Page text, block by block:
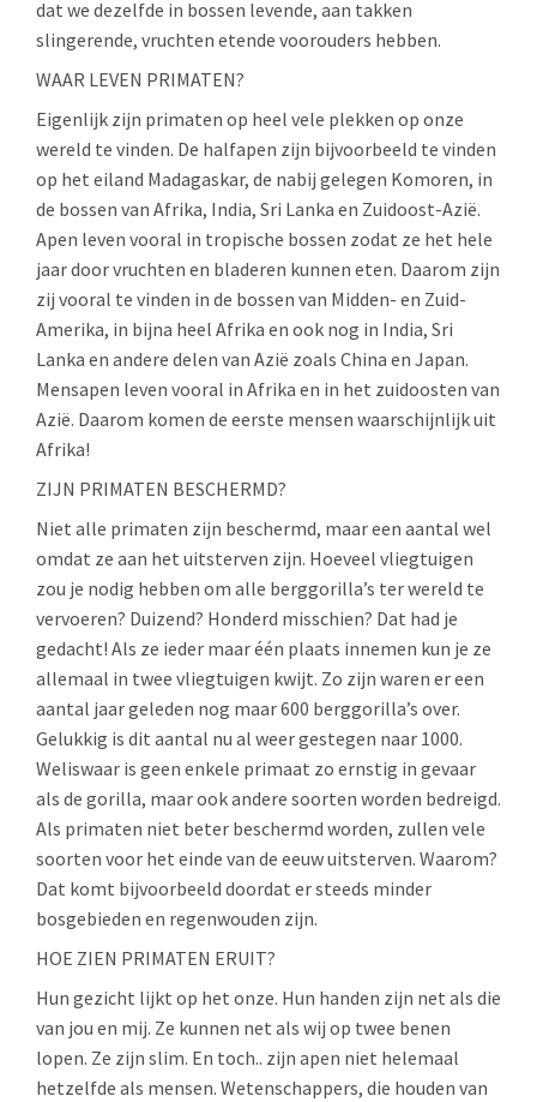
dat we dezelfde in bossen levende, aan takken
slingerende, vruchten etende voorouders hebben.
WAAR LEVEN PRIMATEN?
Eigenlijk zijn primaten op heel vele plekken op onze
wereld te vinden. De halfapen zijn bijvoorbeeld te vinden
op het eiland Madagaskar, de nabij gelegen Komoren, in
de bossen van Afrika, India, Sri Lanka en Zuidoost-Azië.
Apen leven vooral in tropische bossen zodat ze het hele
jaar door vruchten en bladeren kunnen eten. Daarom zijn
zij vooral te vinden in de bossen van Midden- en Zuid-
Amerika, in bijna heel Afrika en ook nog in India, Sri
Lanka en andere delen van Azië zoals China en Japan.
Mensapen leven vooral in Afrika en in het zuidoosten van
Azië. Daarom komen de eerste mensen waarschijnlijk uit
Afrika!
ZIJN PRIMATEN BESCHERMD?
Niet alle primaten zijn beschermd, maar een aantal wel
omdat ze aan het uitsterven zijn. Hoeveel vliegtuigen
zou je nodig hebben om alle berggorilla’s ter wereld te
vervoeren? Duizend? Honderd misschien? Dat had je
gedacht! Als ze ieder maar één plaats innemen kun je ze
allemaal in twee vliegtuigen kwijt. Zo zijn waren er een
aantal jaar geleden nog maar 600 berggorilla’s over.
Gelukkig is dit aantal nu al weer gestegen naar 1000.
Weliswaar is geen enkele primaat zo ernstig in gevaar
als de gorilla, maar ook andere soorten worden bedreigd.
Als primaten niet beter beschermd worden, zullen vele
soorten voor het einde van de eeuw uitsterven. Waarom?
Dat komt bijvoorbeeld doordat er steeds minder
bosgebieden en regenwouden zijn.
HOE ZIEN PRIMATEN ERUIT?
Hun gezicht lijkt op het onze. Hun handen zijn net als die
van jou en mij. Ze kunnen net als wij op twee benen
lopen. Ze zijn slim. En toch.. zijn apen niet helemaal
hetzelfde als mensen. Wetenschappers, die houden van